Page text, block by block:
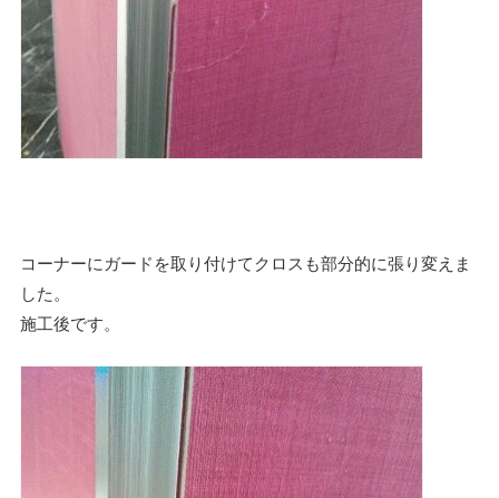
コーナーにガードを取り付けてクロスも部分的に張り変えま
した。
施工後です。